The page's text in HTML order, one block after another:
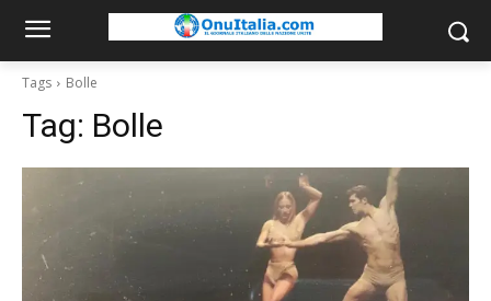
Tags Bolle
Tag: Bolle